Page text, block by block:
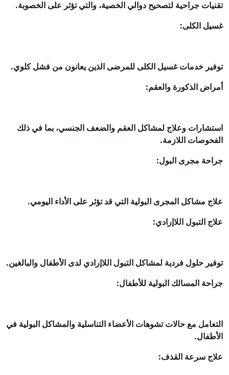
تقنيات جراحية لتصحيح دوالي الخصية، والتي تؤثر على الخصوبة.
غسيل الكلى:
توفير خدمات غسيل الكلى للمرضى الذين يعانون من فشل كلوي.
أمراض الذكورة والعقم:
استشارات وعلاج لمشاكل العقم والضعف الجنسي، بما في ذلك
الفحوصات اللازمة.
جراحة مجرى البول:
علاج مشاكل المجرى البولية التي قد تؤثر على الأداء اليومي.
علاج التبول اللاإرادي:
توفير حلول فردية لمشاكل التبول اللاإرادي لدى الأطفال والبالغين.
جراحة المسالك البولية للأطفال:
التعامل مع حالات تشوهات الأعضاء التناسلية والمشاكل البولية في
الأطفال.
علاج سرعة القذف: